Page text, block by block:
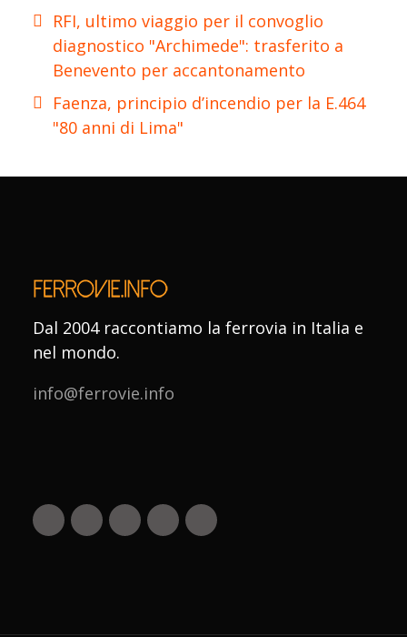
RFI, ultimo viaggio per il convoglio
diagnostico "Archimede": trasferito a
Benevento per accantonamento
Faenza, principio d’incendio per la E.464
"80 anni di Lima"
Dal 2004 raccontiamo la ferrovia in Italia e
nel mondo.
info@ferrovie.info